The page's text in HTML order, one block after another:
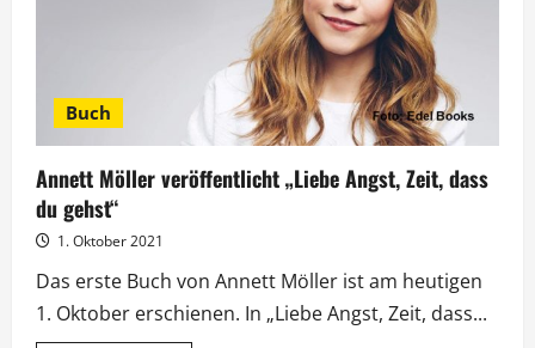
Buch
Annett Möller veröffentlicht „Liebe Angst, Zeit, dass
du gehst“
1. Oktober 2021
Das erste Buch von Annett Möller ist am heutigen
1. Oktober erschienen. In „Liebe Angst, Zeit, dass...